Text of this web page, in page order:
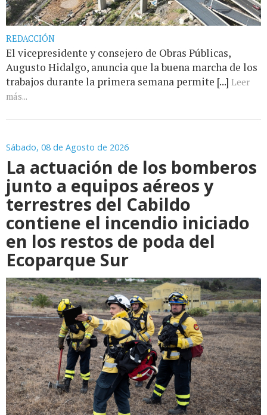
REDACCIÓN
El vicepresidente y consejero de Obras Públicas,
Augusto Hidalgo, anuncia que la buena marcha de los
trabajos durante la primera semana permite [...] Leer
más...
Sábado, 08 de Agosto de 2026
La actuación de los bomberos
junto a equipos aéreos y
terrestres del Cabildo
contiene el incendio iniciado
en los restos de poda del
Ecoparque Sur